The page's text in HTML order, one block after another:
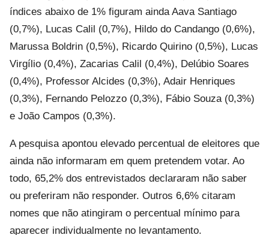
índices abaixo de 1% figuram ainda Aava Santiago
(0,7%), Lucas Calil (0,7%), Hildo do Candango (0,6%),
Marussa Boldrin (0,5%), Ricardo Quirino (0,5%), Lucas
Virgílio (0,4%), Zacarias Calil (0,4%), Delúbio Soares
(0,4%), Professor Alcides (0,3%), Adair Henriques
(0,3%), Fernando Pelozzo (0,3%), Fábio Souza (0,3%)
e João Campos (0,3%).
A pesquisa apontou elevado percentual de eleitores que
ainda não informaram em quem pretendem votar. Ao
todo, 65,2% dos entrevistados declararam não saber
ou preferiram não responder. Outros 6,6% citaram
nomes que não atingiram o percentual mínimo para
aparecer individualmente no levantamento.